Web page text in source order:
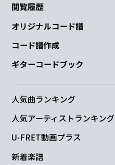
閲覧履歴
オリジナルコード譜
コード譜作成
ギターコードブック
人気曲ランキング
人気アーティストランキング
U-FRET動画プラス
新着楽譜